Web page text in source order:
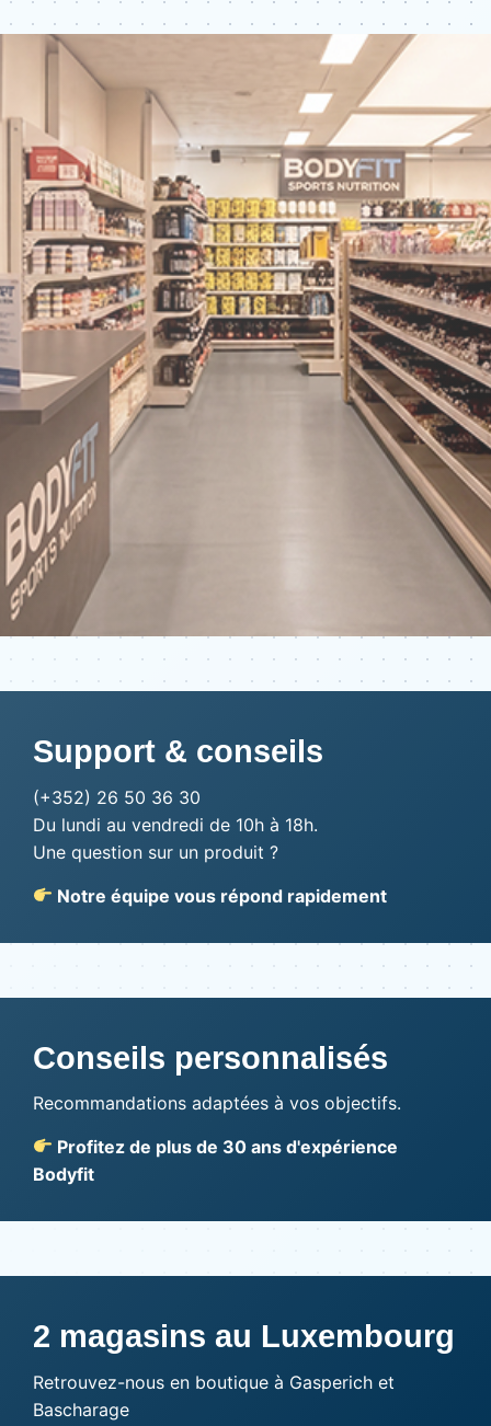
Support & conseils
(+352) 26 50 36 30
Du lundi au vendredi de 10h à 18h.
Une question sur un produit ?
Notre équipe vous répond rapidement
Conseils personnalisés
Recommandations adaptées à vos objectifs.
Profitez de plus de 30 ans d'expérience
Bodyfit
2 magasins au Luxembourg
Retrouvez-nous en boutique à Gasperich et
Bascharage